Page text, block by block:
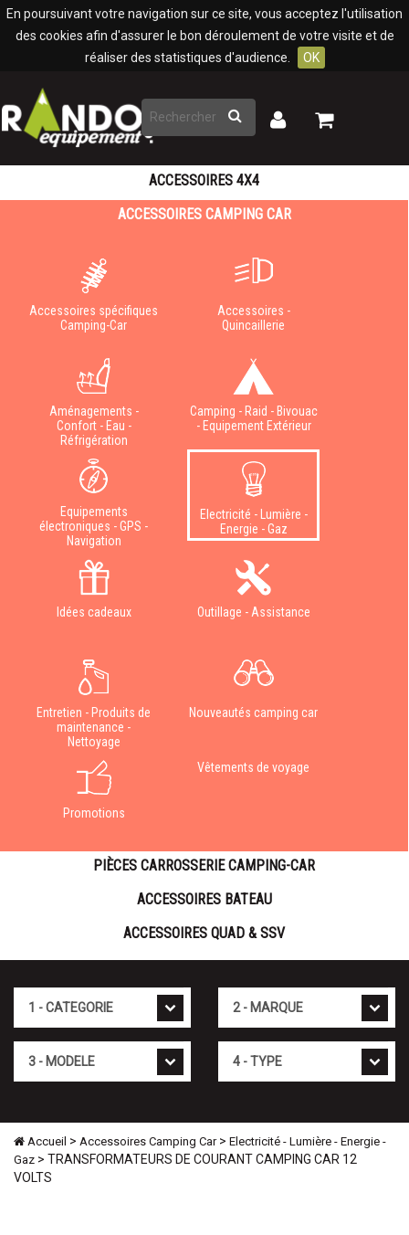
En poursuivant votre navigation sur ce site, vous acceptez l'utilisation
des cookies afin d'assurer le bon déroulement de votre visite et de
réaliser des statistiques d'audience.
OK
Rechercher
Mon
Mon
ACCESSOIRES 4X4
ACCESSOIRES CAMPING CAR
Accessoires spécifiques
Camping-Car
Accessoires -
Quincaillerie
Aménagements -
Confort - Eau -
Réfrigération
Camping - Raid - Bivouac
- Equipement Extérieur
Equipements
électroniques - GPS -
Navigation
Electricité - Lumière -
Energie - Gaz
Idées cadeaux Outillage - Assistance
Entretien - Produits de
maintenance -
Nettoyage
Nouveautés camping car
Promotions
Vêtements de voyage
PIÈCES CARROSSERIE CAMPING-CAR
ACCESSOIRES BATEAU
ACCESSOIRES QUAD & SSV
Accueil > Accessoires Camping Car> Electricité - Lumière - Energie -
Gaz > TRANSFORMATEURS DE COURANT CAMPING CAR 12
VOLTS
Panneau de gestion des cookies